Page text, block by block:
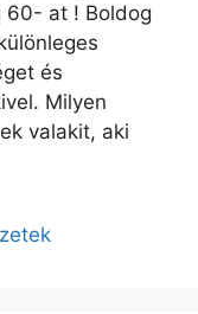
60- at ! Boldog
és
Milyen
valakit, aki